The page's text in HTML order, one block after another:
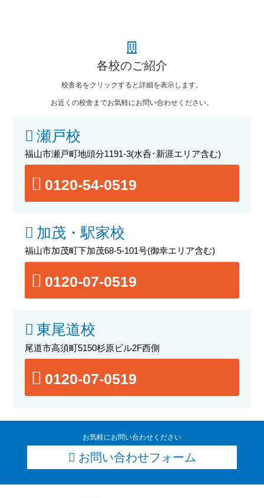
各校のご紹介
校舎名をクリックすると詳細を表示します。
お近くの校舎までお気軽にお問い合わせください。
瀬戸校
福山市瀬戸町地頭分1191-3(水呑･新涯エリア含む)
0120-54-0519
加茂・駅家校
福山市加茂町下加茂68-5-101号(御幸エリア含む)
0120-07-0519
東尾道校
尾道市高須町5150杉原ビル2F西側
0120-07-0519
お気軽にお問い合わせください
お問い合わせフォーム